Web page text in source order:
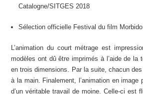
Catalogne/SITGES 2018
Sélection officielle Festival du film
L’animation du court métrage est
modèles ont dû être imprimés à l’aide de la
en trois dimensions. Par la suite, chacun
à la main. Finalement, l’animation en image
d’un véritable travail de moine. Celle-ci est